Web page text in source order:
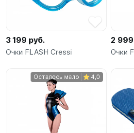
3 199 руб.
Очки FLASH Cressi
2
Очки
Осталось мало 4,0